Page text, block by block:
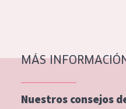
Piel normal y seca
Piel mixata o grasa
Piel madura
MÁS
Nuestros consejos